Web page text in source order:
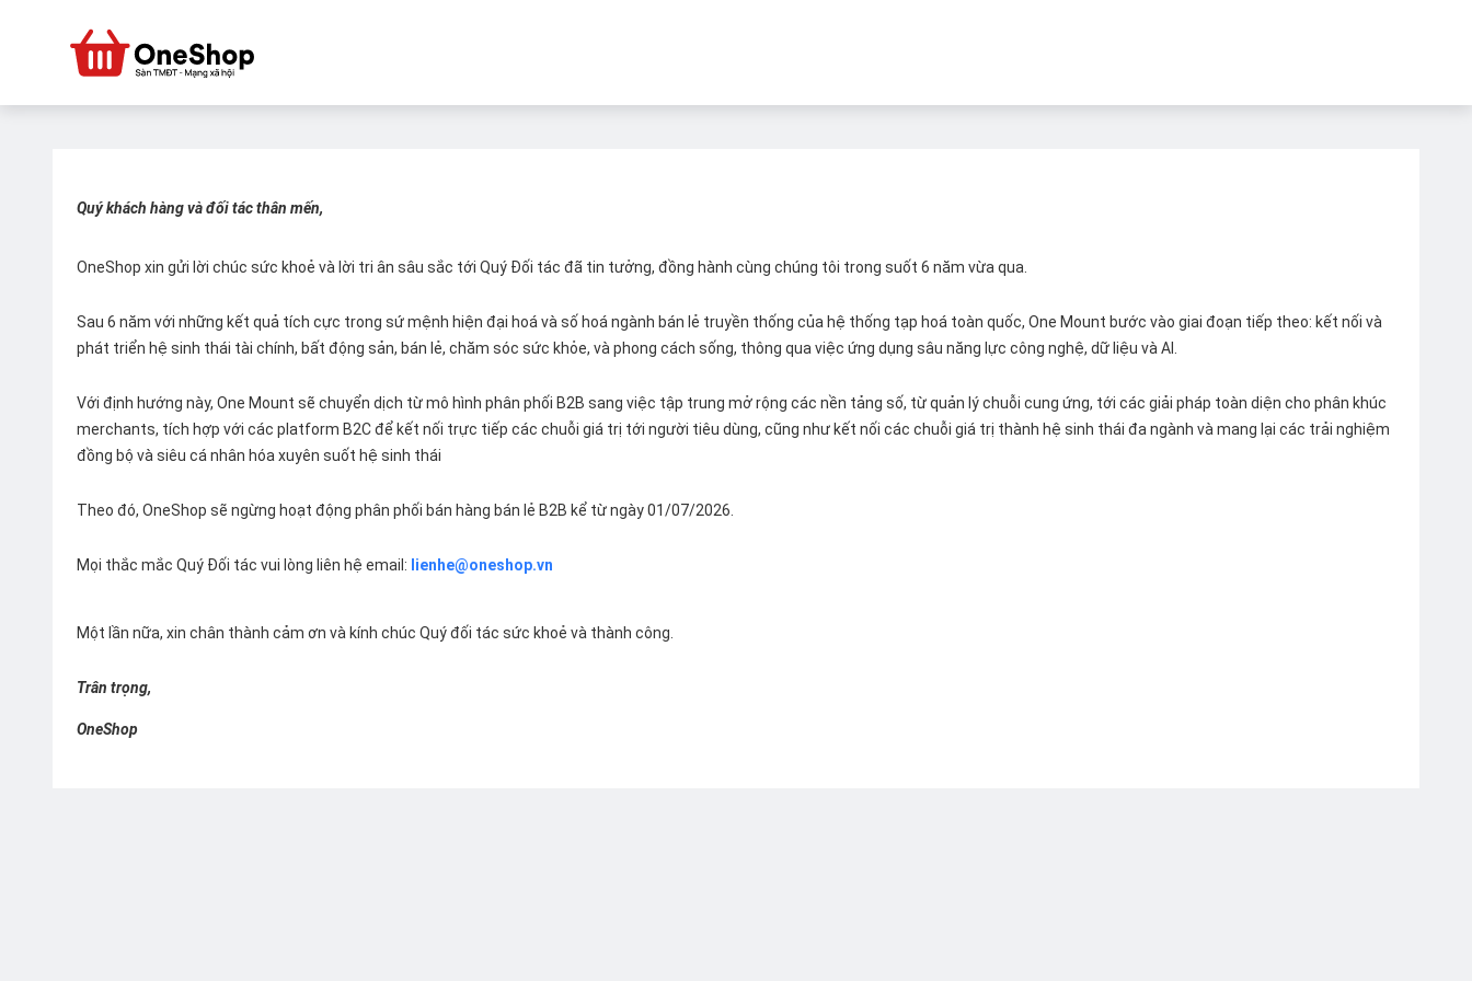
Quý khách hàng và đối tác thân mến,
OneShop xin gửi lời chúc sức khoẻ và lời tri ân sâu sắc tới Quý Đối tác đã tin tưởng, đồng hành cùng chúng tôi trong suốt 6 năm vừa qua.
Sau 6 năm với những kết quả tích cực trong sứ mệnh hiện đại hoá và số hoá ngành bán lẻ truyền thống của hệ thống tạp hoá toàn quốc, One Mount bước vào giai đoạn tiếp theo: kết nối và
phát triển hệ sinh thái tài chính, bất động sản, bán lẻ, chăm sóc sức khỏe, và phong cách sống, thông qua việc ứng dụng sâu năng lực công nghệ, dữ liệu và AI.
Với định hướng này, One Mount sẽ chuyển dịch từ mô hình phân phối B2B sang việc tập trung mở rộng các nền tảng số, từ quản lý chuỗi cung ứng, tới các giải pháp toàn diện cho phân khúc
merchants, tích hợp với các platform B2C để kết nối trực tiếp các chuỗi giá trị tới người tiêu dùng, cũng như kết nối các chuỗi giá trị thành hệ sinh thái đa ngành và mang lại các trải nghiệm
đồng bộ và siêu cá nhân hóa xuyên suốt hệ sinh thái
Theo đó, OneShop sẽ ngừng hoạt động phân phối bán hàng bán lẻ B2B kể từ ngày 01/07/2026.
Mọi thắc mắc Quý Đối tác vui lòng liên hệ email: lienhe@oneshop.vn
Một lần nữa, xin chân thành cảm ơn và kính chúc Quý đối tác sức khoẻ và thành công.
Trân trọng,
OneShop